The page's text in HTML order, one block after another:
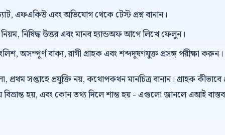
এফএকিউ এবং অভিযোগ থেকে টেস্ট প্রশ্ন বানান।
নিষিদ্ধ উত্তর এবং মানব হ্যান্ডঅফ আগে লিখে ফেলুন।
অসম্পূর্ণ বাক্য, রাগী গ্রাহক এবং শব্দদূষণযুক্ত প্রসঙ্গ পরীক্ষা করুন।
প্রথম সপ্তাহে প্রযুক্তি নয়, কথোপকথন মানচিত্র বানান। গ্রাহক
হয়, এবং কোন তথ্য দিলে শান্ত হয় - এগুলো জানলে এআই